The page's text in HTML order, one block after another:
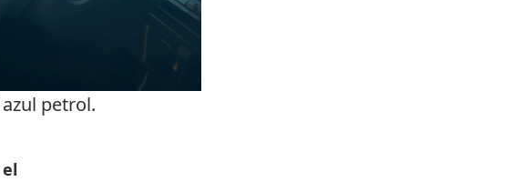
petrol.